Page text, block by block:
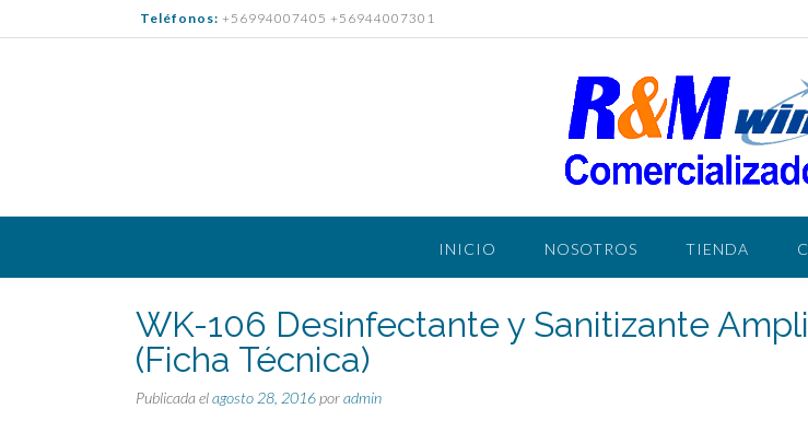
al
Teléfonos: +56994007405 +56944007301
INICIO NOSOTROS TIENDA
WK-106 Desinfectante y Sanitizante
(Ficha Técnica)
Publicada elagosto 28, 2016poradmin